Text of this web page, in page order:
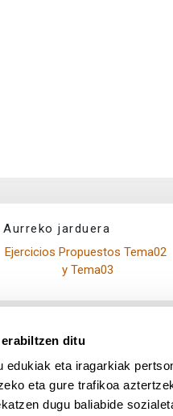
ditu
edukiak eta iragarkiak
eta gure trafikoa
dugu baliabide
Aurreko jarduera
Ejercicios Propuestos Tema02
y Tema03
App deskargatu